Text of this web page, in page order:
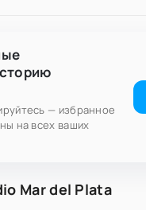
— избранное
на всех ваших
Mar del Plata